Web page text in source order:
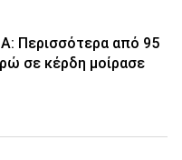
Περισσότερα από 95
σε κέρδη μοίρασε